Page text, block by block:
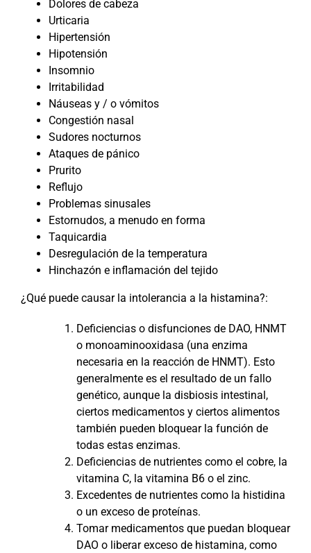
Dolores de cabeza
Urticaria
Hipertensión
Hipotensión
Insomnio
Irritabilidad
Náuseas y / o vómitos
Congestión nasal
Sudores nocturnos
Ataques de pánico
Prurito
Reflujo
Problemas sinusales
Estornudos, a menudo en forma
Taquicardia
Desregulación de la temperatura
Hinchazón e inflamación del tejido
¿Qué puede causar la intolerancia a la histamina?:
Deficiencias o disfunciones de DAO, HNMT
o monoaminooxidasa (una enzima
necesaria en la reacción de HNMT). Esto
generalmente es el resultado de un fallo
genético, aunque la disbiosis intestinal,
ciertos medicamentos y ciertos alimentos
también pueden bloquear la función de
todas estas enzimas.
Deficiencias de nutrientes como el cobre, la
vitamina C, la vitamina B6 o el zinc.
Excedentes de nutrientes como la histidina
o un exceso de proteínas.
Tomar medicamentos que puedan bloquear
DAO o liberar exceso de histamina, como